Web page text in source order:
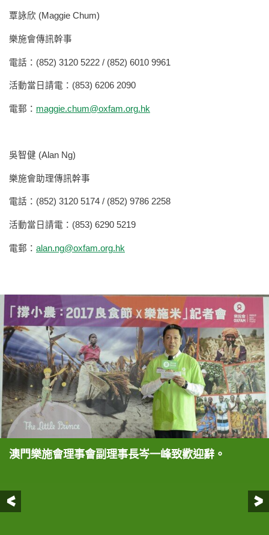
覃詠欣 (Maggie Chum)
樂施會傳訊幹事
電話：(852) 3120 5222 / (852) 6010 9961
活動當日請電：(853) 6206 2090
電郵： maggie.chum@oxfam.org.hk
吳智健 (Alan Ng)
樂施會助理傳訊幹事
電話：(852) 3120 5174 / (852) 9786 2258
活動當日請電：(853) 6290 5219
電郵： alan.ng@oxfam.org.hk
前一頁
澳門樂施會理事會副理事長岑一峰致歡迎辭。
樂施會合作夥伴零距離合作社將「食物忘記了？」街
（右起）樂施大使暨澳門演藝人協會會長徐智勇（小
們探訪國內小農戶的經歷，帶出對「撐小農」行動的
反思，並呼籲於5月27日至八月期間，購買樂施米，
（前排右起）樂施米首席贊助中國銀行澳門分行義工
府駐澳門特別行政區聯絡辦公室協調部副部長卞濤、
澳門樂施會理事會副理事長岑一峰、澳門選美連盟理
（右起）澳門樂施會理事會副理事長岑一峰和樂施大
產品，一同「撐小農」。
樂施會總裁梁詠雩分享她去年在澳門義賣樂施米的經
系列活動。
（從左到右）港澳兩地贊助英皇娛樂酒店人力資源及
（Cherry）、樂施米首席贊助中國銀行澳門分行義
工協會會長陳榮達、中央人民政府駐澳門特別行政區